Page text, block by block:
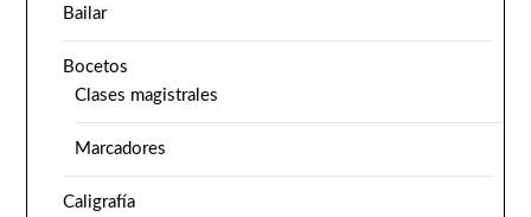
Bailar
Bocetos
Clases magistrales
Marcadores
Caligrafía